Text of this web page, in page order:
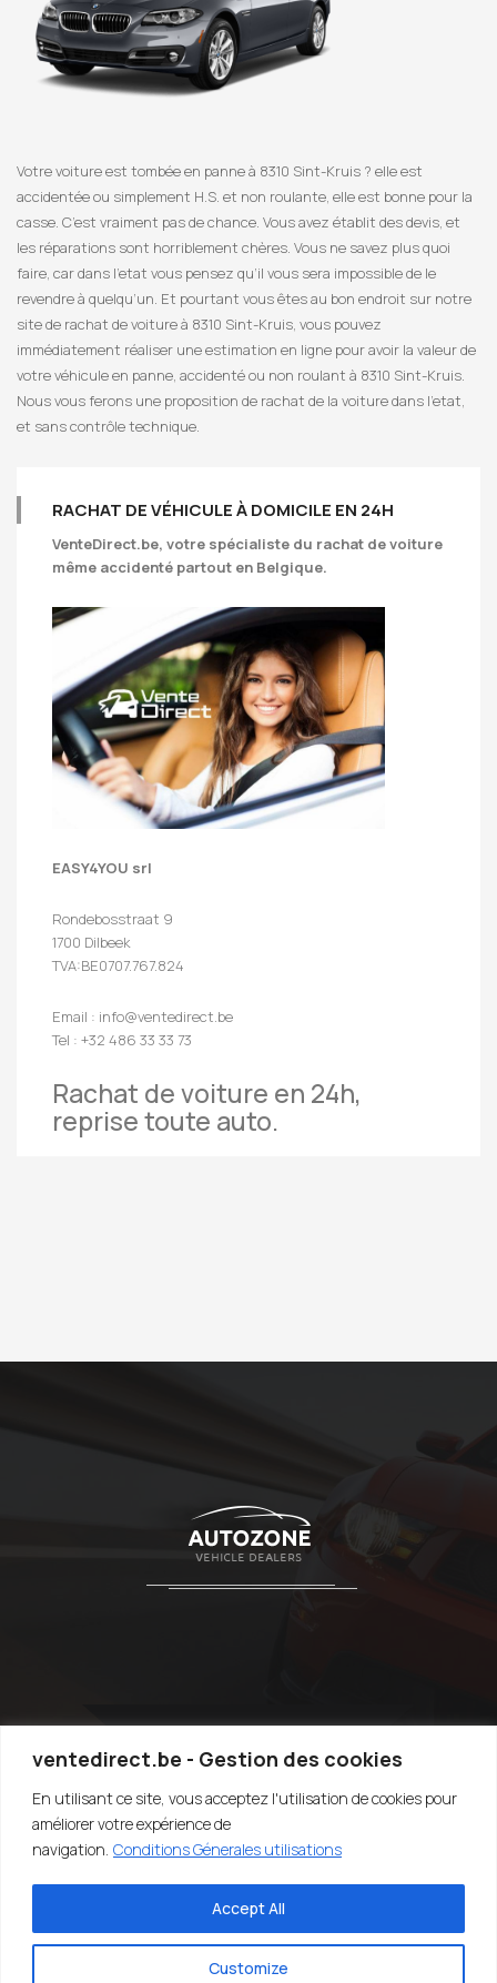
ventedirect.be - Gestion des cookies
En utilisant ce site, vous acceptez l'utilisation de cookies pour
améliorer votre expérience de
navigation. Conditions Génerales utilisations
Customize
Accept All
Votre voiture est tombée en panne à 8310 Sint-Kruis ? elle est
accidentée ou simplement H.S. et non roulante, elle est bonne pour la
casse. C’est vraiment pas de chance. Vous avez établit des devis, et
les réparations sont horriblement chères. Vous ne savez plus quoi
faire, car dans l’etat vous pensez qu’il vous sera impossible de le
revendre à quelqu’un. Et pourtant vous êtes au bon endroit sur notre
site de rachat de voiture à 8310 Sint-Kruis, vous pouvez
immédiatement réaliser une estimation en ligne pour avoir la valeur de
votre véhicule en panne, accidenté ou non roulant à 8310 Sint-Kruis.
Nous vous ferons une proposition de rachat de la voiture dans l’etat,
et sans contrôle technique.
RACHAT DE VÉHICULE À DOMICILE EN 24H
VenteDirect.be, votre spécialiste du rachat de voiture
même accidenté partout en Belgique.
EASY4YOU srl
Rondebosstraat 9
1700 Dilbeek
TVA:BE0707.767.824
Email : info@ventedirect.be
Tel : +32 486 33 33 73
Rachat de voiture en 24h,
reprise toute auto.
TOP
©2020-2022 VENTEDIRECT.BE - VENDRE SA VOITURE RAPIDEMENT -
EASY4YOU SRL - TVA:BE0707.767.824 - DESIGN BY SARIUS SRL